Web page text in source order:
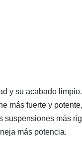
y su acabado
más fuerte y
más
más potencia.